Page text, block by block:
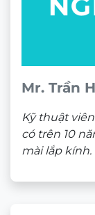
Mr. Trần
Kỹ thuật
có trên 10
mài lắp kính.